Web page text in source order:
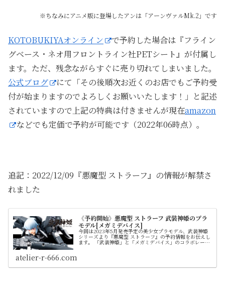
※ちなみにアニメ版に登場したアンは「アーンヴァルMk.2」です
KOTOBUKIYAオンライン
で予約した場合は『フライン
グベース・ネオ用フロントライン社PETシート』が付属し
ます。ただ、残念ながらすぐに売り切れてしまいました。
公式ブログ
にて「その後順次お近くのお店でもご予約受
付が始まりますのでよろしくお願いいたします！」と記述
されていますので上記の特典は付きませんが現在amazon
などでも定価で予約が可能です（2022年06時点）。
追記：2022/12/09『悪魔型 ストラーフ』の情報が解禁さ
れました
《予約開始》悪魔型 ストラーフ 武装神姫のプラ
モデル[メガミデバイス]
今回は2023年5月発売予定の美少女プラモデル、武装神姫
シリーズより『悪魔型 ストラーフ』の予約情報をお伝えし
ます。 「武装神姫」と「メガミデバイス」のコラボレーシ
ければと思います
atelier-r-666.com